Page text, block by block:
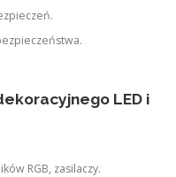
LED i
RGB, zasilaczy.